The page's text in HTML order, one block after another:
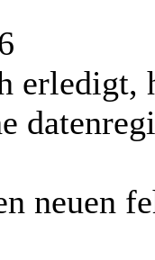
erledigt,
neuen